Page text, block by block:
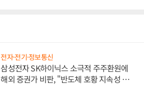
전자·전기·정보통신
삼성전자 SK하이닉스 소극적 주주환원에
해외 증권가 비판, "반도체 호황 지속성 의